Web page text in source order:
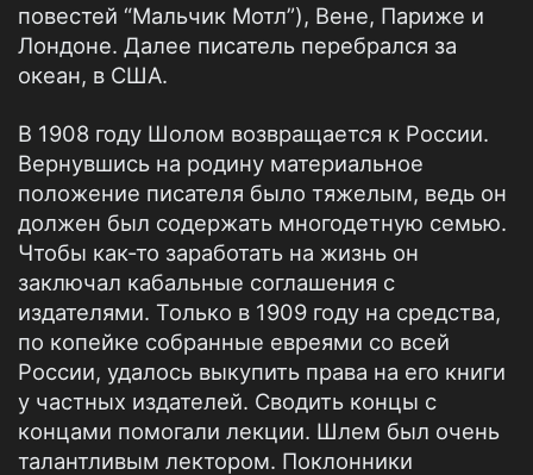
повестей “Мальчик Мотл”), Вене, Париже и
Лондоне. Далее писатель перебрался за
океан, в США.
В 1908 году Шолом возвращается к России.
Вернувшись на родину материальное
положение писателя было тяжелым, ведь он
должен был содержать многодетную семью.
Чтобы как-то заработать на жизнь он
заключал кабальные соглашения с
издателями. Только в 1909 году на средства,
по копейке собранные евреями со всей
России, удалось выкупить права на его книги
у частных издателей. Сводить концы с
концами помогали лекции. Шлем был очень
талантливым лектором. Поклонники